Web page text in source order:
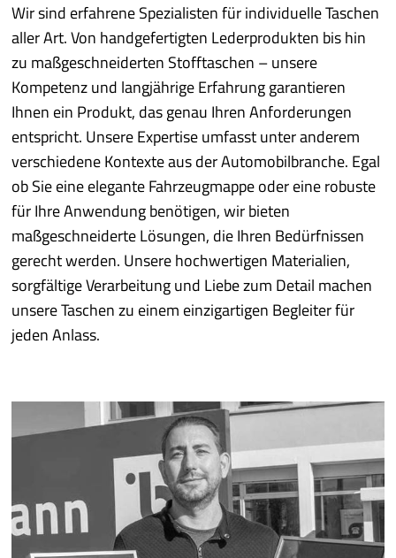
Wir sind erfahrene Spezialisten für individuelle Taschen
aller Art. Von handgefertigten Lederprodukten bis hin
zu maßgeschneiderten Stofftaschen – unsere
Kompetenz und langjährige Erfahrung garantieren
Ihnen ein Produkt, das genau Ihren Anforderungen
entspricht. Unsere Expertise umfasst unter anderem
verschiedene Kontexte aus der Automobilbranche. Egal
ob Sie eine elegante Fahrzeugmappe oder eine robuste
für Ihre Anwendung benötigen, wir bieten
maßgeschneiderte Lösungen, die Ihren Bedürfnissen
gerecht werden. Unsere hochwertigen Materialien,
sorgfältige Verarbeitung und Liebe zum Detail machen
unsere Taschen zu einem einzigartigen Begleiter für
jeden Anlass.